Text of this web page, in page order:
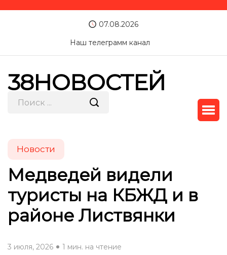
07.08.2026
Наш телеграмм канал
38НОВОСТЕЙ
Новости
Медведей видели
туристы на КБЖД и в
районе Листвянки
3 июля, 2026 1 мин. на чтение